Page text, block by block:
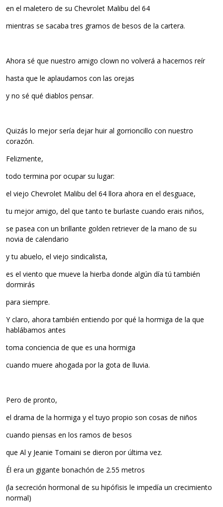
en el maletero de su Chevrolet Malibu del 64
mientras se sacaba tres gramos de besos de la cartera.
Ahora sé que nuestro amigo clown no volverá a hacernos reír
hasta que le aplaudamos con las orejas
y no sé qué diablos pensar.
Quizás lo mejor sería dejar huir al gorrioncillo con nuestro
corazón.
Felizmente,
todo termina por ocupar su lugar:
el viejo Chevrolet Malibu del 64 llora ahora en el desguace,
tu mejor amigo, del que tanto te burlaste cuando erais niños,
se pasea con un brillante golden retriever de la mano de su
novia de calendario
y tu abuelo, el viejo sindicalista,
es el viento que mueve la hierba donde algún día tú también
dormirás
para siempre.
Y claro, ahora también entiendo por qué la hormiga de la que
hablábamos antes
toma conciencia de que es una hormiga
cuando muere ahogada por la gota de lluvia.
Pero de pronto,
el drama de la hormiga y el tuyo propio son cosas de niños
cuando piensas en los ramos de besos
que Al y Jeanie Tomaini se dieron por última vez.
Él era un gigante bonachón de 2.55 metros
(la secreción hormonal de su hipófisis le impedía un crecimiento
normal)